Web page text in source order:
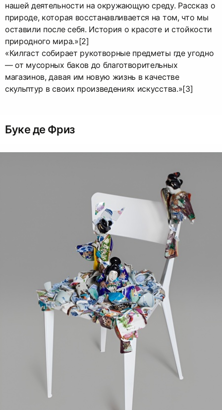
нашей деятельности на окружающую среду. Рассказ о
природе, которая восстанавливается на том, что мы
оставили после себя. История о красоте и стойкости
природного мира.»[2]
«Килгаст собирает рукотворные предметы где угодно
— от мусорных баков до благотворительных
магазинов, давая им новую жизнь в качестве
скульптур в своих произведениях искусства.»[3]
Буке де Фриз